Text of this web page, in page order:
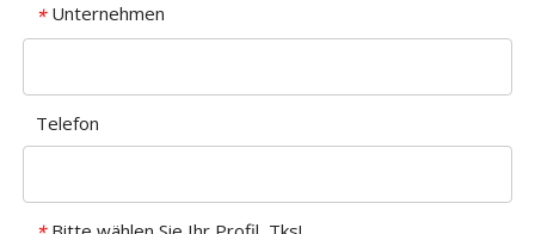
* Unternehmen
Telefon